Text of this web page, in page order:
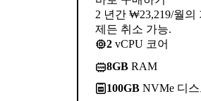
2 년간 ₩23,219/월의
제든 취소 가능.
2 vCPU 코어
8GB RAM
100GB NVMe 디